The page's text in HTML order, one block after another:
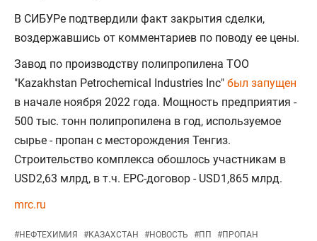
В СИБУРе подтвердили факт закрытия сделки,
воздержавшись от комментариев по поводу ее цены.
Завод по производству полипропилена ТОО
"Kazakhstan Petrochemical Industries Inc" был запущен
в начале ноября 2022 года. Мощность предприятия -
500 тыс. тонн полипропилена в год, используемое
сырье - пропан с месторождения Тенгиз.
Строительство комплекса обошлось участникам в
USD2,63 млрд, в т.ч. ЕРС-договор - USD1,865 млрд.
mrc.ru
#НЕФТЕХИМИЯ #КАЗАХСТАН #НОВОСТЬ #ПП #ПРОПАН